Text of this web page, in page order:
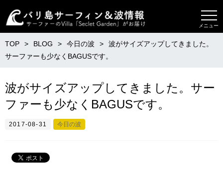
メニュー
TOP BLOG 今日の波
波がサイズアップしてきました。
サーファーも少なくBAGUSです。
波がサイズアップしてきました。サー
ファーも少なくBAGUSです。
2017-08-31 今日の波